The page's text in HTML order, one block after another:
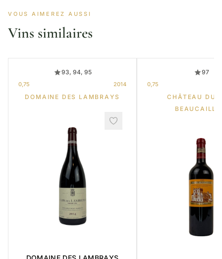
VOUS AIMEREZ AUSSI
Vins similaires
93, 94, 95
0,75 2014
DOMAINE DES LAMBRAYS
97
0,75
CHÂTEAU